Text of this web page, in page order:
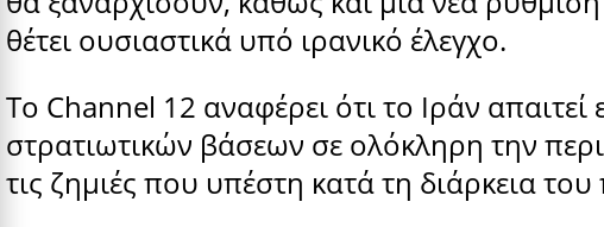
θέτει ουσιαστικά υπό ιρανικό έλεγχο.
Το Channel 12 αναφέρει ότι το Ιράν
στρατιωτικών βάσεων σε ολόκληρη την
τις ζημιές που υπέστη κατά τη διάρκεια